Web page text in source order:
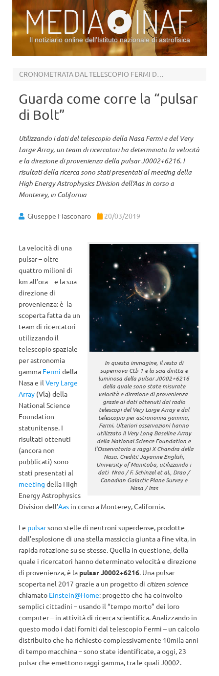
Il notiziario online dell’Istituto nazionale di astrofisica
CRONOMETRATA DAL TELESCOPIO FERMI DELLA NASA
Guarda come corre la “pulsar
di Bolt”
Utilizzando i dati del telescopio della Nasa Fermi e del Very
Large Array, un team di ricercatori ha determinato la velocità
e la direzione di provenienza della pulsar J0002+6216. I
risultati della ricerca sono stati presentati al meeting della
High Energy Astrophysics Division dell'Aas in corso a
Monterey, in California
Giuseppe Fiasconaro 20/03/2019
In questa immagine, Il resto di
supernova Ctb 1 e la scia diritta e
luminosa della pulsar J0002+6216
della quale sono state misurate
velocità e direzione di provenienza
grazie ai dati ottenuti dai radio
telescopi del Very Large Array e dal
telescopio per astronomia gamma,
Fermi. Ulteriori osservazioni hanno
utilizzato il Very Long Baseline Array
della National Science Foundation e
l’Osservatorio a raggi X Chandra della
Nasa. Crediti: Jayanne English,
University of Manitoba, utilizzando i
dati Nrao / F. Schinzel et al., Drao /
Canadian Galactic Plane Survey e
Nasa / Iras
La velocità di una
pulsar – oltre
quattro milioni di
km all’ora – e la sua
direzione di
provenienza: è la
scoperta fatta da un
team di ricercatori
utilizzando il
telescopio spaziale
per astronomia
gamma Fermi della
Nasa e il Very Large
Array (Vla) della
National Science
Foundation
statunitense. I
risultati ottenuti
(ancora non
pubblicati) sono
stati presentati al
meeting della High
Energy Astrophysics
Division dell’Aas in corso a Monterey, California.
Le pulsarsono stelle di neutroni superdense, prodotte
dall’esplosione di una stella massiccia giunta a fine vita, in
rapida rotazione su se stesse. Quella in questione, della
quale i ricercatori hanno determinato velocità e direzione
di provenienza, è la pulsar J0002+6216. Una pulsar
scoperta nel 2017 grazie a un progetto di citizen science
chiamato Einstein@Home: progetto che ha coinvolto
semplici cittadini – usando il “tempo morto” dei loro
computer – in attività di ricerca scientifica. Analizzando in
questo modo i dati forniti dal telescopio Fermi – un calcolo
distribuito che ha richiesto complessivamente 10mila anni
di tempo macchina – sono state identificate, a oggi, 23
pulsar che emettono raggi gamma, tra le quali J0002.